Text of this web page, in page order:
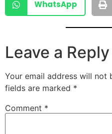
WhatsApp
Leave a Reply
Your email address will not
fields are marked *
Comment *